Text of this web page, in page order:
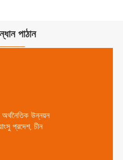
পাঠান
উন্নয়ন
প্রদেশ, চীন